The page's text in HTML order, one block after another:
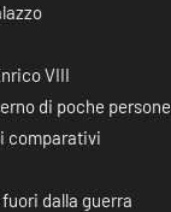
VIII
di poche persone
comparativi
dalla guerra